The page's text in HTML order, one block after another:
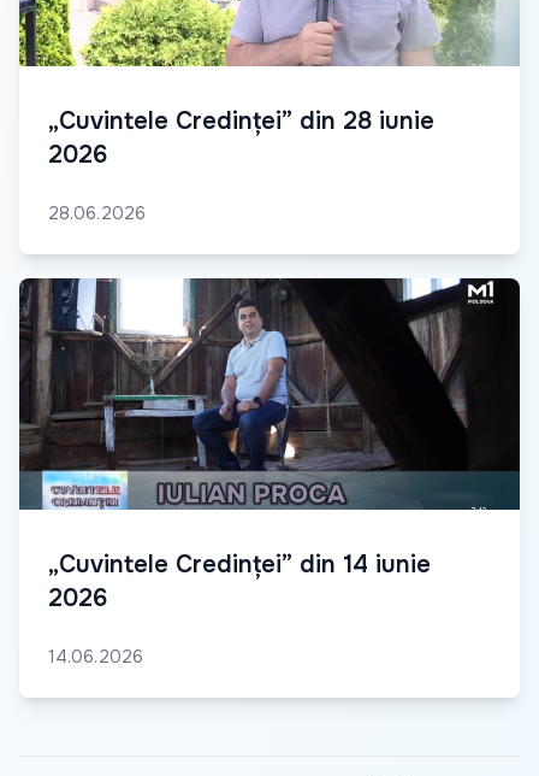
„Cuvintele Credinței” din 28 iunie
2026
28.06.2026
„Cuvintele Credinței” din 14 iunie
2026
14.06.2026